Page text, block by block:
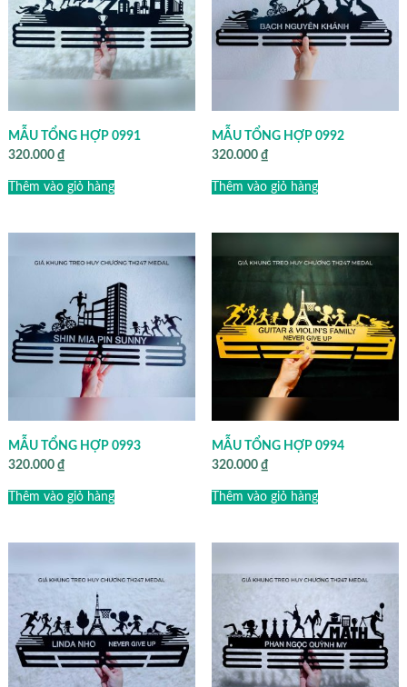
MẪU TỔNG HỢP 0991
320.000 ₫
Thêm vào giỏ hàng
MẪU TỔNG HỢP 0992
320.000 ₫
Thêm vào giỏ hàng
MẪU TỔNG HỢP 0993
320.000 ₫
Thêm vào giỏ hàng
MẪU TỔNG HỢP 0994
320.000 ₫
Thêm vào giỏ hàng